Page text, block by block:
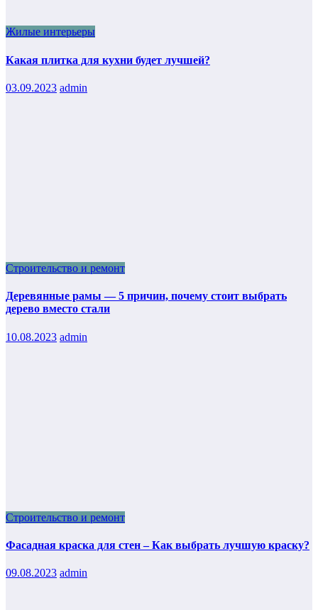
Жилые интерьеры
Какая плитка для кухни будет лучшей?
03.09.2023 admin
Строительство и ремонт
Деревянные рамы — 5 причин, почему стоит выбрать
дерево вместо стали
10.08.2023 admin
Строительство и ремонт
Фасадная краска для стен – Как выбрать лучшую краску?
09.08.2023 admin